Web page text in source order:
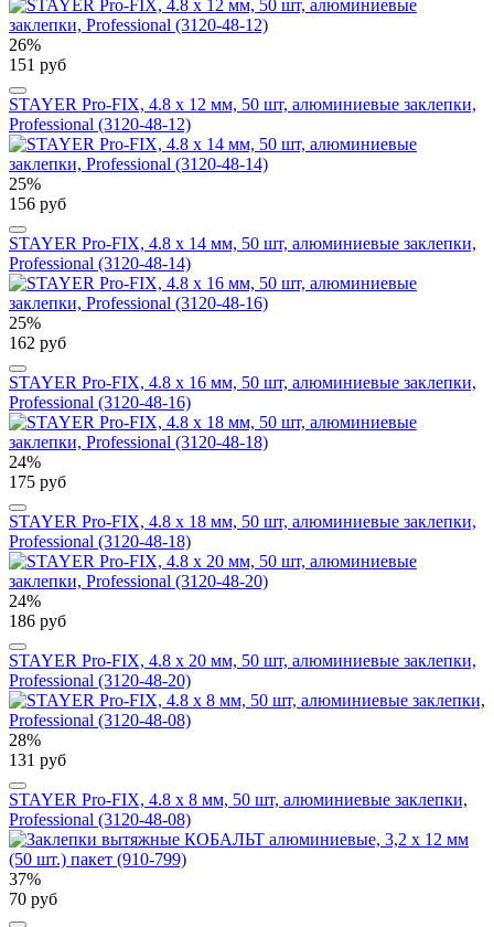
26%
151 руб
STAYER Pro-FIX, 4.8 х 12 мм, 50 шт, алюминиевые заклепки,
Professional (3120-48-12)
25%
156 руб
STAYER Pro-FIX, 4.8 х 14 мм, 50 шт, алюминиевые заклепки,
Professional (3120-48-14)
25%
162 руб
STAYER Pro-FIX, 4.8 х 16 мм, 50 шт, алюминиевые заклепки,
Professional (3120-48-16)
24%
175 руб
STAYER Pro-FIX, 4.8 х 18 мм, 50 шт, алюминиевые заклепки,
Professional (3120-48-18)
24%
186 руб
STAYER Pro-FIX, 4.8 х 20 мм, 50 шт, алюминиевые заклепки,
Professional (3120-48-20)
28%
131 руб
STAYER Pro-FIX, 4.8 х 8 мм, 50 шт, алюминиевые заклепки,
Professional (3120-48-08)
37%
70 руб